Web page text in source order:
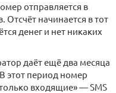
отправляется в
начинается в тот
денег и нет никаких
даёт ещё два месяца
этот период номер
входящие» — SMS